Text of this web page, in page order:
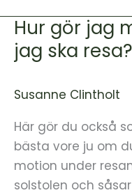
Hur gör jag
jag ska resa?
Susanne Clintholt
Här gör du också
bästa vore ju om
motion under
solstolen och
Hur
gör
jag
träningen
om
jag
ska
resa?